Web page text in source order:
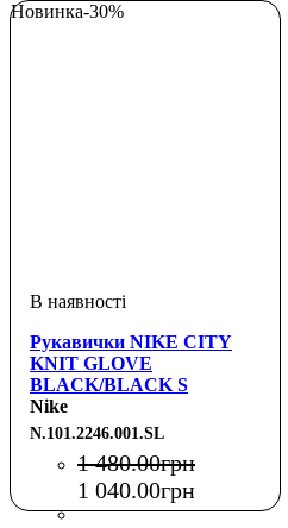
Новинка-30%
Рукавички NIKE CITY
KNIT GLOVE
BLACK/BLACK S
Nike
N.101.2246.001.SL
1 480.00грн
1 040.00грн